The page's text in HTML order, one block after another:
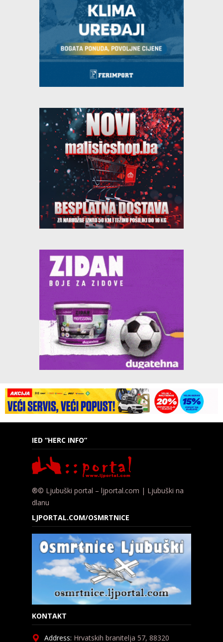
IED “HERC INFO”
®© Ljubuški portal – ljportal.com | Ljubuški na
dlanu
LJPORTAL.COM/OSMRTNICE
KONTAKT
Address: Hrvatskih branitelja 57, 88320